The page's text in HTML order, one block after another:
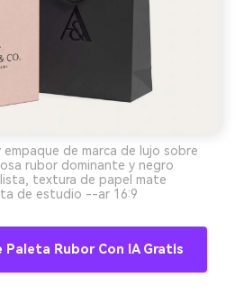
de marca de lujo sobre
rubor dominante y negro
textura de papel mate
de estudio --ar 16:9
Paleta Rubor Con IA Gratis